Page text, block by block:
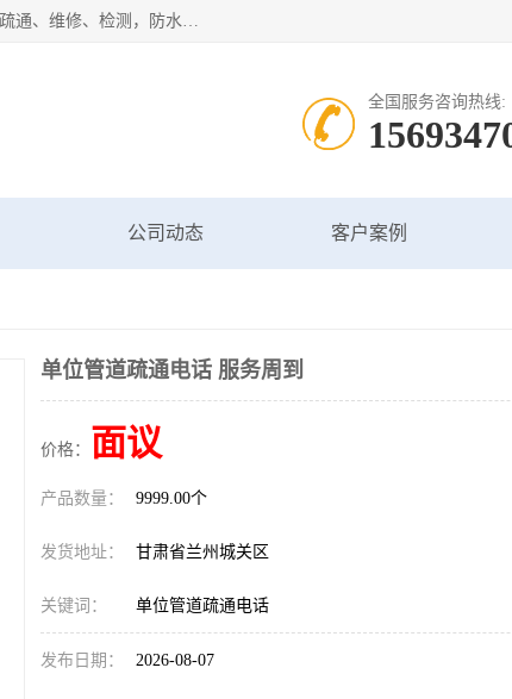
甘肃科探管道工程有限公司成立于2019年，注册地位于甘肃省兰州市。经营范围包括管道安装、清洗、疏通、维修、检测，防水工程，工程钻孔，化粪池清理，暖气安装，给排水管道安装维修，室内外管道如消防、供水、供热管道漏水检测定位，室内外防水堵漏等。
全国服务咨询热线:
公司动态 客户案例
单位管道疏通电话 服务周到
价格： 面议
产品数量： 9999.00个
发货地址： 甘肃省兰州城关区
关键词： 单位管道疏通电话
发布日期： 2026-08-07